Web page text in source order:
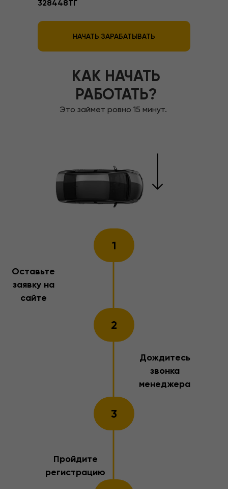
328448ТГ
НАЧАТЬ ЗАРАБАТЫВАТЬ
Оставьте
заявку на
сайте
1
КАК НАЧАТЬ
РАБОТАТЬ?
Дождитесь
звонка
менеджера
2
Пройдите
регистрацию
3
Это займет ровно 15 минут.